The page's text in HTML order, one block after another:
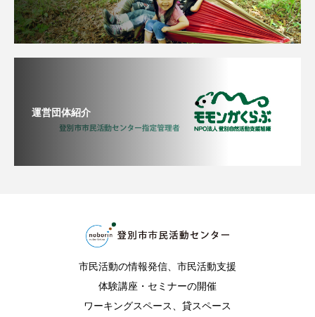
運営団体紹介
市民活動の情報発信、市民活動支援
体験講座・セミナーの開催
ワーキングスペース、貸スペース